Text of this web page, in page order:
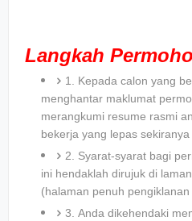
Langkah
1. Kepada calon yang
menghantar maklumat
merangkumi resume rasmi
bekerja yang lepas
2. Syarat-syarat bagi
ini hendaklah dirujuk di
(halaman penuh
3. Anda dikehendaki